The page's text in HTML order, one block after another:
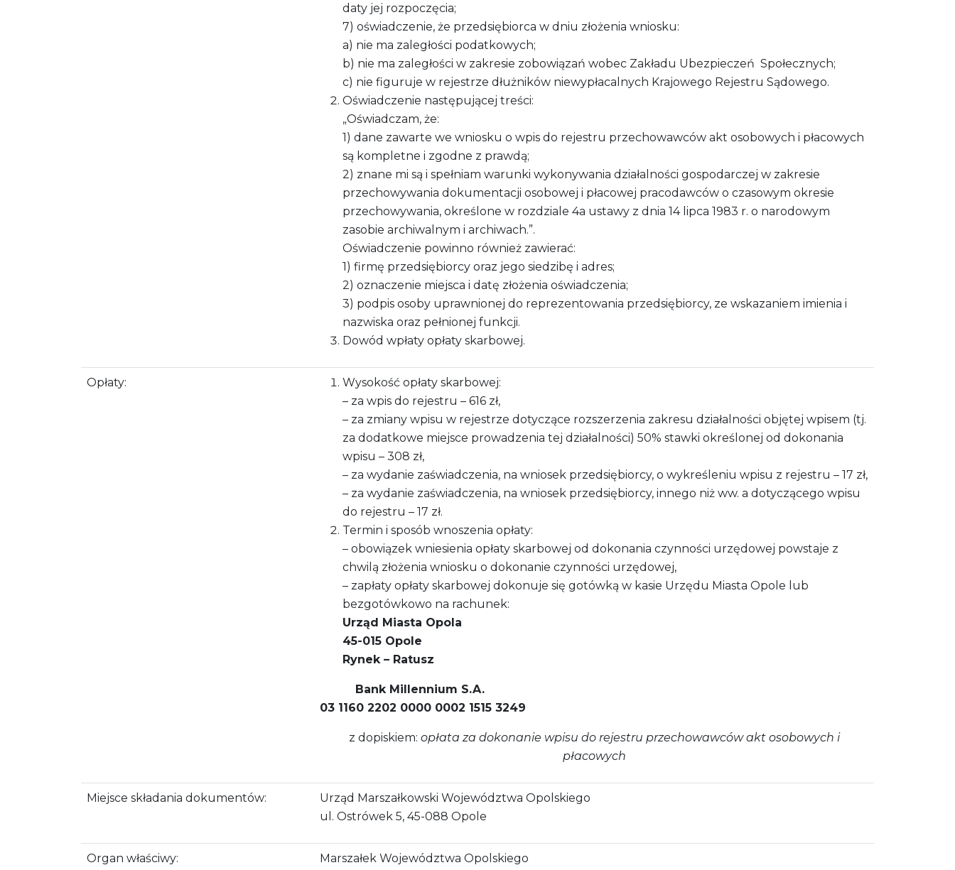
daty jej rozpoczęcia;
7) oświadczenie, że przedsiębiorca w dniu złożenia wniosku:
a) nie ma zaległości podatkowych;
b) nie ma zaległości w zakresie zobowiązań wobec Zakładu Ubezpieczeń Społecznych;
c) nie figuruje w rejestrze dłużników niewypłacalnych Krajowego Rejestru Sądowego.
Oświadczenie następującej treści:
„Oświadczam, że:
1) dane zawarte we wniosku o wpis do rejestru przechowawców akt osobowych i płacowych
są kompletne i zgodne z prawdą;
2) znane mi są i spełniam warunki wykonywania działalności gospodarczej w zakresie
przechowywania dokumentacji osobowej i płacowej pracodawców o czasowym okresie
przechowywania, określone w rozdziale 4a ustawy z dnia 14 lipca 1983 r. o narodowym
zasobie archiwalnym i archiwach.”.
Oświadczenie powinno również zawierać:
1) firmę przedsiębiorcy oraz jego siedzibę i adres;
2) oznaczenie miejsca i datę złożenia oświadczenia;
3) podpis osoby uprawnionej do reprezentowania przedsiębiorcy, ze wskazaniem imienia i
nazwiska oraz pełnionej funkcji.
Dowód wpłaty opłaty skarbowej.
Opłaty:
Wysokość opłaty skarbowej:
– za wpis do rejestru – 616 zł,
– za zmiany wpisu w rejestrze dotyczące rozszerzenia zakresu działalności objętej wpisem (tj.
za dodatkowe miejsce prowadzenia tej działalności) 50% stawki określonej od dokonania
wpisu – 308 zł,
– za wydanie zaświadczenia, na wniosek przedsiębiorcy, o wykreśleniu wpisu z rejestru – 17 zł,
– za wydanie zaświadczenia, na wniosek przedsiębiorcy, innego niż ww. a dotyczącego wpisu
do rejestru – 17 zł.
Termin i sposób wnoszenia opłaty:
– obowiązek wniesienia opłaty skarbowej od dokonania czynności urzędowej powstaje z
chwilą złożenia wniosku o dokonanie czynności urzędowej,
– zapłaty opłaty skarbowej dokonuje się gotówką w kasie Urzędu Miasta Opole lub
bezgotówkowo na rachunek:
Urząd Miasta Opola
45-015 Opole
Rynek – Ratusz
Bank Millennium S.A.
03 1160 2202 0000 0002 1515 3249
z dopiskiem: opłata za dokonanie wpisu do rejestru przechowawców akt osobowych i
płacowych
Miejsce składania dokumentów:
Urząd Marszałkowski Województwa Opolskiego
ul. Ostrówek 5, 45-088 Opole
Organ właściwy: Marszałek Województwa Opolskiego